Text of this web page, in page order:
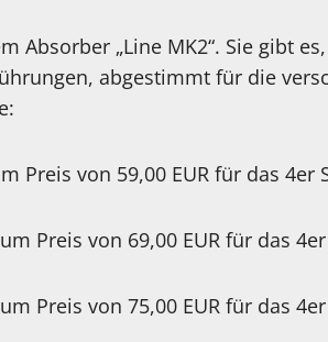
Absorber „Line MK2“. Sie gibt
abgestimmt für die
Preis von 59,00 EUR für das 4er
Preis von 69,00 EUR für das
Preis von 75,00 EUR für das